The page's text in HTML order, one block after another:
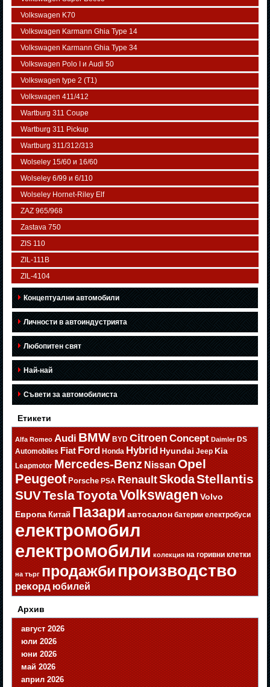
Volkswagen K70
Volkswagen Karmann Ghia Type 14
Volkswagen Karmann Ghia Type 34
Volkswagen Polo I и Audi 50
Volkswagen typе 2 (Т1)
Volkswagen 411/412
Wartburg 311 Coupe
Wartburg 311 Pickup
Wartburg 311/312/313
Wolseley 15/60 и 16/60
Wolseley 6/99 и 6/110
Wolseley Hornet-Riley Elf
ZAZ 965/968
Zastava 750
ZIS 110
ZIL-111В
ZIL-4104
Концептуални автомобили
Личности в автоиндустрията
Любопитен свят
Най-най
Съвети за автомобилиста
Етикети
Alfa Romeo Audi BMW BYD Citroen Concept Daimler DS
Automobiles Fiat Ford Honda Hybrid Hyundai Jeep Kia
Leapmotor Mercedes-Benz Nissan Opel
Peugeot Porsche PSA RenaultSkodaStellantis
SUVTeslaToyotaVolkswagen Volvo
Европа Китай Пазари автосалон батерии електробуси
електромобил
електромобили колекция на горивни клетки
на търг продажбипроизводство
рекорд юбилей
Архив
август 2026
юли 2026
юни 2026
май 2026
април 2026